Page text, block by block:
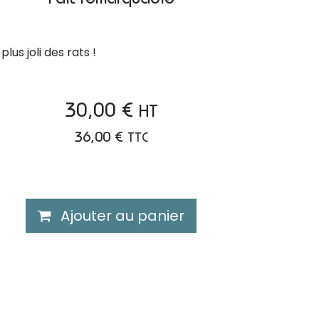
plus joli des rats !
30,00 € HT
36,00€ TTC
Ajouter au panier